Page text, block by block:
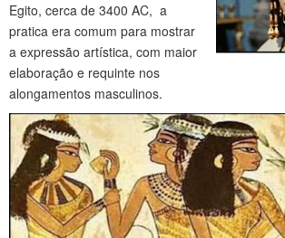
Egito, cerca de 3400 AC, a
pratica era comum para mostrar
a expressão artística, com maior
elaboração e requinte nos
alongamentos masculinos.